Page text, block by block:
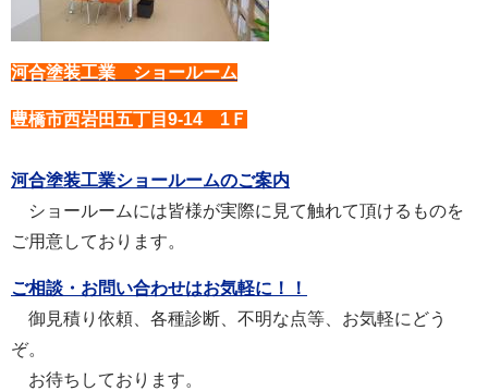
河合塗装工業 ショールーム
豊橋市西岩田五丁目9-14 1Ｆ
河合塗装工業ショールームのご案内
ショールームには皆様が実際に見て触れて頂けるものを
ご用意しております。
ご相談・お問い合わせはお気軽に！！
御見積り依頼、各種診断、不明な点等、お気軽にどう
ぞ。
お待ちしております。